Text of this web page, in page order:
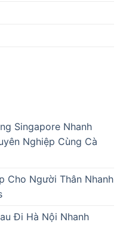
Singapore Nhanh
Nghiệp Cùng Cà
Cho Người Thân Nhanh
Đi Hà Nội Nhanh